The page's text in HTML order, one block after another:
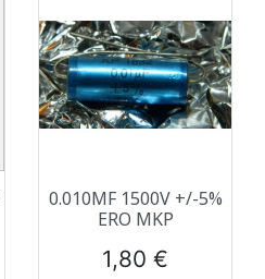
0.010ΜF 1500V +/-5%
ERO MKP
Prix
1,80 €